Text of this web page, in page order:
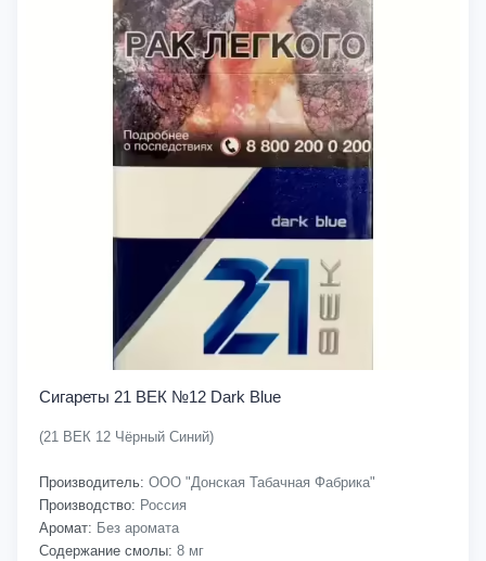
Сигареты 21 ВЕК №12 Dark Blue
(21 ВЕК 12 Чёрный Синий)
Производитель: ООО "Донская Табачная Фабрика"
Производство: Россия
Аромат: Без аромата
Содержание смолы: 8 мг